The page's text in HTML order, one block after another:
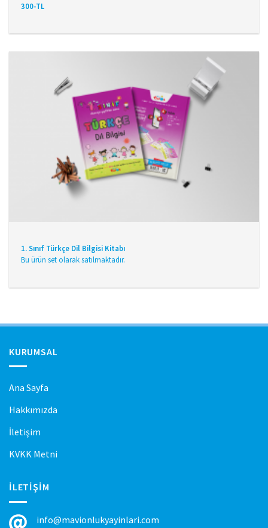
300-TL
1. Sınıf Türkçe Dil Bilgisi Kitabı
Bu ürün set olarak satılmaktadır.
KURUMSAL
Ana Sayfa
Hakkımızda
İletişim
KVKK Metni
İLETIŞIM
info@mavionlukyayinlari.com